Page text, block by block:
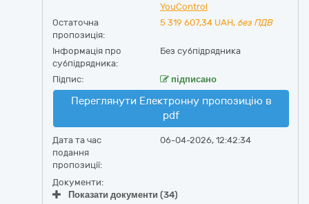
YouControl
Остаточна
пропозиція:
5 319 607,34 UAH, без ПДВ
Інформація про
субпідрядника:
Без субпідрядника
Підпис: підписано
Переглянути Електронну пропозицію в
pdf
Дата та час
подання
пропозиції:
06-04-2026, 12:42:34
Документи:
Показати документи (34)